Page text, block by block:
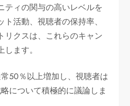
ティの関与の高いレベルを
活動、視聴者の保持率、
リクスは、これらのキャン
ます。
50％以上増加し、視聴者は
について積極的に議論しま